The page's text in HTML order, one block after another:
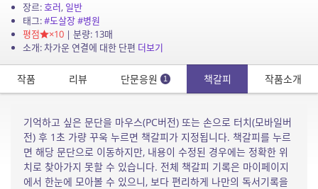
장르:호러, 일반
태그:#도살장#병원
평점
×10| 분량: 13매
소개: 차가운 연결에 대한 단편 더보기
작품 리뷰 단문응원 1 책갈피 작품소개
기억하고 싶은 문단을 마우스(PC버전) 또는 손으로 터치(모바일버
전) 후 1초 가량 꾸욱 누르면 책갈피가 지정됩니다. 책갈피를 누르
면 해당 문단으로 이동하지만, 내용이 수정된 경우에는 정확한 위
치로 찾아가지 못할 수 있습니다. 전체 책갈피 기록은 마이페이지
에서 한눈에 모아볼 수 있으니, 보다 편리하게 나만의 독서기록을